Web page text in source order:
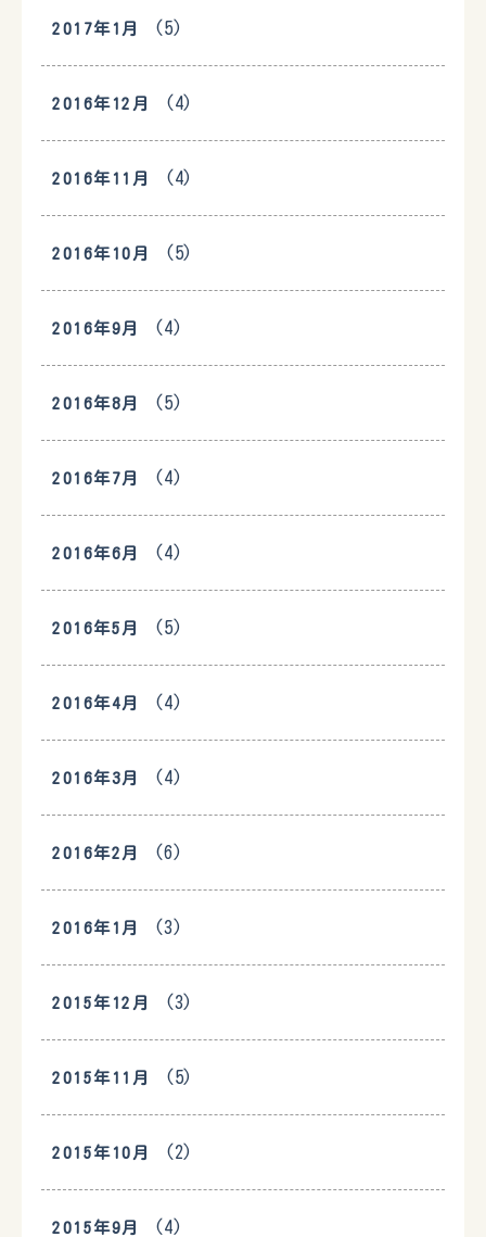
2017年1月 (5)
2016年12月 (4)
2016年11月 (4)
2016年10月 (5)
2016年9月 (4)
2016年8月 (5)
2016年7月 (4)
2016年6月 (4)
2016年5月 (5)
2016年4月 (4)
2016年3月 (4)
2016年2月 (6)
2016年1月 (3)
2015年12月 (3)
2015年11月 (5)
2015年10月 (2)
2015年9月 (4)